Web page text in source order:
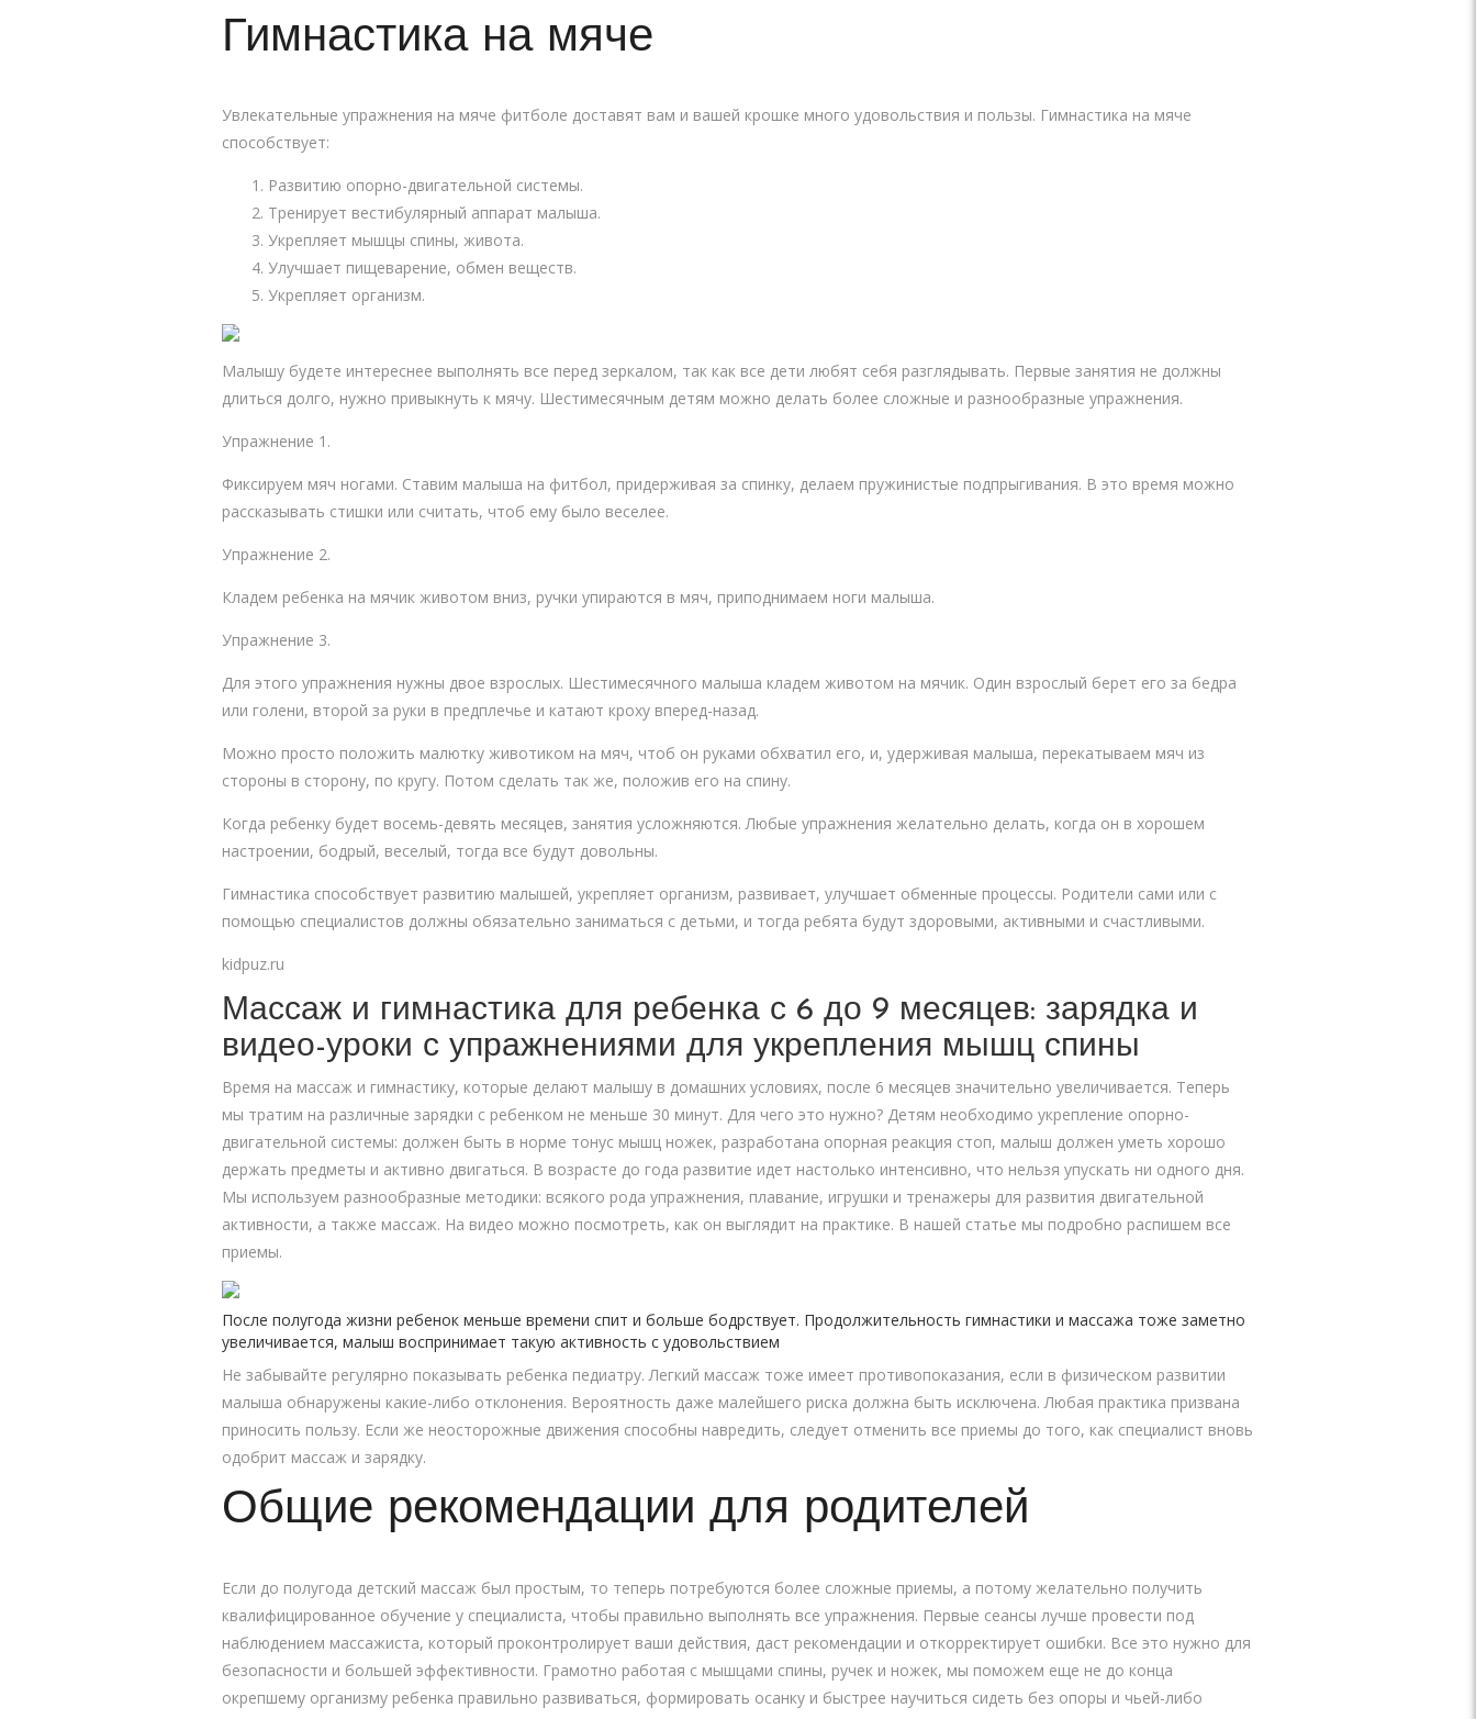
Гимнастика на мяче
Увлекательные упражнения на мяче фитболе доставят вам и вашей крошке много удовольствия и пользы. Гимнастика на мяче
способствует:
Развитию опорно-двигательной системы.
Тренирует вестибулярный аппарат малыша.
Укрепляет мышцы спины, живота.
Улучшает пищеварение, обмен веществ.
Укрепляет организм.
Малышу будете интереснее выполнять все перед зеркалом, так как все дети любят себя разглядывать. Первые занятия не должны
длиться долго, нужно привыкнуть к мячу. Шестимесячным детям можно делать более сложные и разнообразные упражнения.
Упражнение 1.
Фиксируем мяч ногами. Ставим малыша на фитбол, придерживая за спинку, делаем пружинистые подпрыгивания. В это время можно
рассказывать стишки или считать, чтоб ему было веселее.
Упражнение 2.
Кладем ребенка на мячик животом вниз, ручки упираются в мяч, приподнимаем ноги малыша.
Упражнение 3.
Для этого упражнения нужны двое взрослых. Шестимесячного малыша кладем животом на мячик. Один взрослый берет его за бедра
или голени, второй за руки в предплечье и катают кроху вперед-назад.
Можно просто положить малютку животиком на мяч, чтоб он руками обхватил его, и, удерживая малыша, перекатываем мяч из
стороны в сторону, по кругу. Потом сделать так же, положив его на спину.
Когда ребенку будет восемь-девять месяцев, занятия усложняются. Любые упражнения желательно делать, когда он в хорошем
настроении, бодрый, веселый, тогда все будут довольны.
Гимнастика способствует развитию малышей, укрепляет организм, развивает, улучшает обменные процессы. Родители сами или с
помощью специалистов должны обязательно заниматься с детьми, и тогда ребята будут здоровыми, активными и счастливыми.
kidpuz.ru
Массаж и гимнастика для ребенка с 6 до 9 месяцев: зарядка и
видео-уроки с упражнениями для укрепления мышц спины
Время на массаж и гимнастику, которые делают малышу в домашних условиях, после 6 месяцев значительно увеличивается. Теперь
мы тратим на различные зарядки с ребенком не меньше 30 минут. Для чего это нужно? Детям необходимо укрепление опорно-
двигательной системы: должен быть в норме тонус мышц ножек, разработана опорная реакция стоп, малыш должен уметь хорошо
держать предметы и активно двигаться. В возрасте до года развитие идет настолько интенсивно, что нельзя упускать ни одного дня.
Мы используем разнообразные методики: всякого рода упражнения, плавание, игрушки и тренажеры для развития двигательной
активности, а также массаж. На видео можно посмотреть, как он выглядит на практике. В нашей статье мы подробно распишем все
приемы.
После полугода жизни ребенок меньше времени спит и больше бодрствует. Продолжительность гимнастики и массажа тоже заметно
увеличивается, малыш воспринимает такую активность с удовольствием
Не забывайте регулярно показывать ребенка педиатру. Легкий массаж тоже имеет противопоказания, если в физическом развитии
малыша обнаружены какие-либо отклонения. Вероятность даже малейшего риска должна быть исключена. Любая практика призвана
приносить пользу. Если же неосторожные движения способны навредить, следует отменить все приемы до того, как специалист вновь
одобрит массаж и зарядку.
Общие рекомендации для родителей
Если до полугода детский массаж был простым, то теперь потребуются более сложные приемы, а потому желательно получить
квалифицированное обучение у специалиста, чтобы правильно выполнять все упражнения. Первые сеансы лучше провести под
наблюдением массажиста, который проконтролирует ваши действия, даст рекомендации и откорректирует ошибки. Все это нужно для
безопасности и большей эффективности. Грамотно работая с мышцами спины, ручек и ножек, мы поможем еще не до конца
окрепшему организму ребенка правильно развиваться, формировать осанку и быстрее научиться сидеть без опоры и чьей-либо